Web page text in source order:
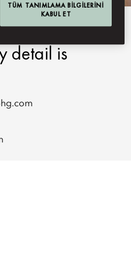
on the 24th
detail is
TÜM TANIMLAMA BILGILERINI
KABUL ET